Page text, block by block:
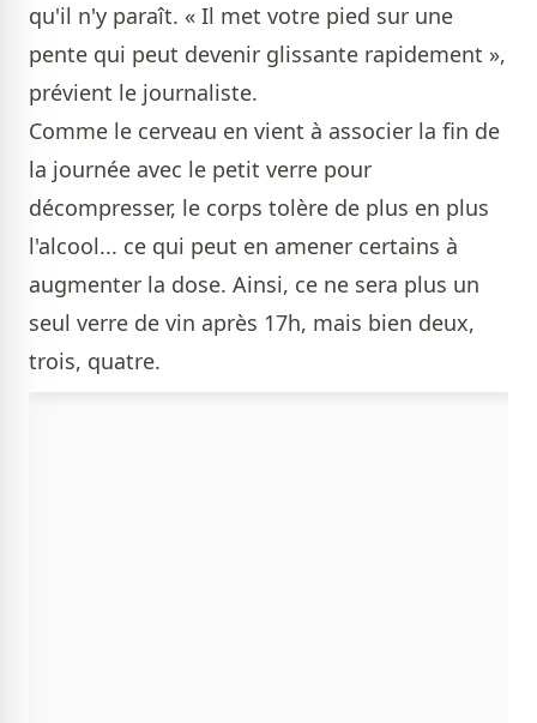
qu'il n'y paraît. « Il met votre pied sur une
pente qui peut devenir glissante rapidement »,
prévient le journaliste.
Comme le cerveau en vient à associer la fin de
la journée avec le petit verre pour
décompresser, le corps tolère de plus en plus
l'alcool... ce qui peut en amener certains à
augmenter la dose. Ainsi, ce ne sera plus un
seul verre de vin après 17h, mais bien deux,
trois, quatre.